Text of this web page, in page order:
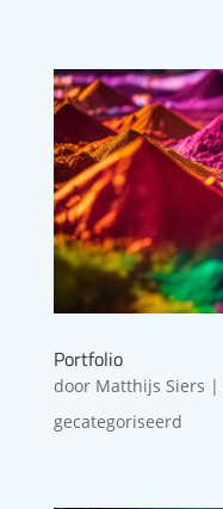
Portfolio
door Matthijs Siers |
gecategoriseerd